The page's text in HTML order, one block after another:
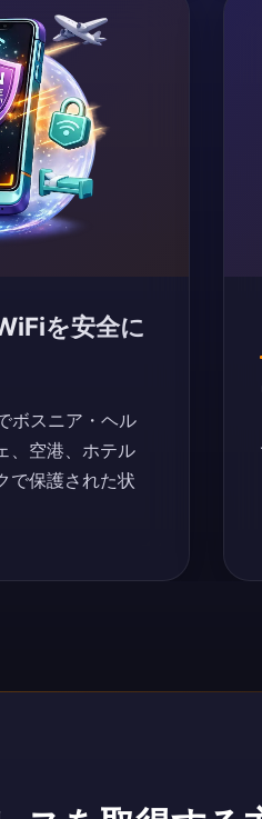
を安全に
ボスニア・ヘル
、空港、ホテル
で保護された状